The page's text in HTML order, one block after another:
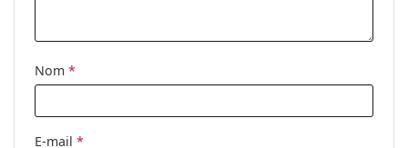
Étui:
Oui
Nom *
E-mail *